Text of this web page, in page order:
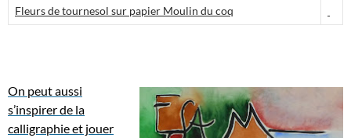
Fleurs de tournesol sur papier Moulin du coq
On peut aussi
s’inspirer de la
calligraphie et jouer